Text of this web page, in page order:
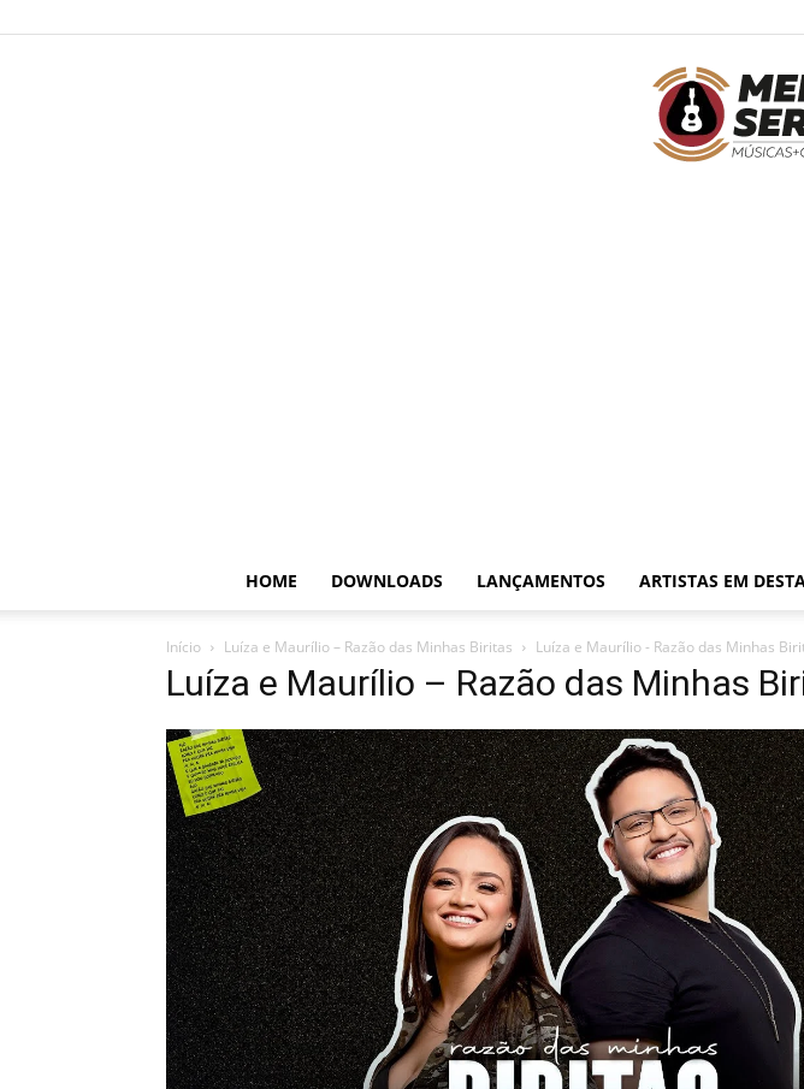
HOME DOWNLOADS LANÇAMENTOS ARTISTAS EM
Início Luíza e Maurílio – Razão das Minhas Biritas Luíza e Maurílio - Razão das Minhas
Luíza e Maurílio – Razão das Minhas